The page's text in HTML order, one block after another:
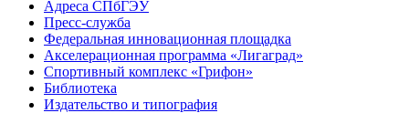
Адреса СПбГЭУ
Пресс-служба
Федеральная инновационная площадка
Акселерационная программа «Лигаград»­­
Спортивный комплекс «Грифон»
Библиотека
Издательство и типография